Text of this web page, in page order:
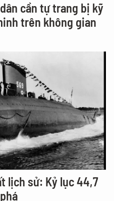
cần tự trang bị kỹ
trên không gian
lịch sử: Kỷ lục 44,7